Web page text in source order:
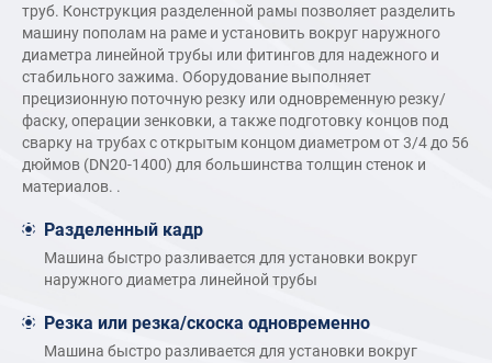
труб. Конструкция разделенной рамы позволяет разделить
машину пополам на раме и установить вокруг наружного
диаметра линейной трубы или фитингов для надежного и
стабильного зажима. Оборудование выполняет
прецизионную поточную резку или одновременную резку/
фаску, операции зенковки, а также подготовку концов под
сварку на трубах с открытым концом диаметром от 3/4 до 56
дюймов (DN20-1400) для большинства толщин стенок и
материалов. .
Разделенный кадр
Машина быстро разливается для установки вокруг
наружного диаметра линейной трубы
Резка или резка/скоска одновременно
Машина быстро разливается для установки вокруг